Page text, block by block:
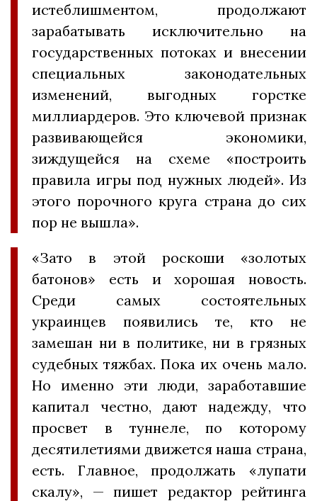
истеблишментом, продолжают
зарабатывать исключительно на
государственных потоках и внесении
специальных законодательных
изменений, выгодных горстке
миллиардеров. Это ключевой признак
развивающейся экономики,
зиждущейся на схеме «построить
правила игры под нужных людей». Из
этого порочного круга страна до сих
пор не вышла».
«Зато в этой роскоши «золотых
батонов» есть и хорошая новость.
Среди самых состоятельных
украинцев появились те, кто не
замешан ни в политике, ни в грязных
судебных тяжбах. Пока их очень мало.
Но именно эти люди, заработавшие
капитал честно, дают надежду, что
просвет в туннеле, по которому
десятилетиями движется наша страна,
есть. Главное, продолжать «лупати
скалу», — пишет редактор рейтинга